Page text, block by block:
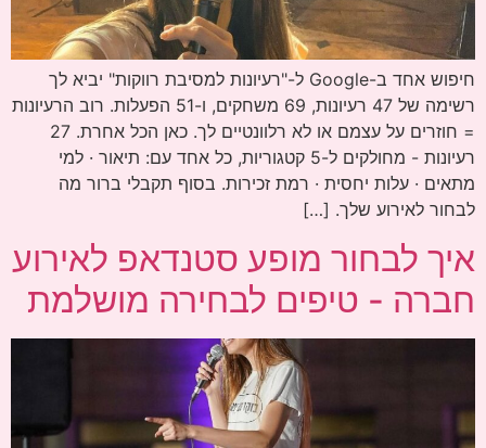
חיפוש אחד ב-Google ל-"רעיונות למסיבת רווקות" יביא לך
רשימה של 47 רעיונות, 69 משחקים, ו-51 הפעלות. רוב הרעיונות
= חוזרים על עצמם או לא רלוונטיים לך. כאן הכל אחרת. 27
רעיונות - מחולקים ל-5 קטגוריות, כל אחד עם: תיאור · למי
מתאים · עלות יחסית · רמת זכירות. בסוף תקבלי ברור מה
לבחור לאירוע שלך. […]
איך לבחור מופע סטנדאפ לאירוע
חברה - טיפים לבחירה מושלמת